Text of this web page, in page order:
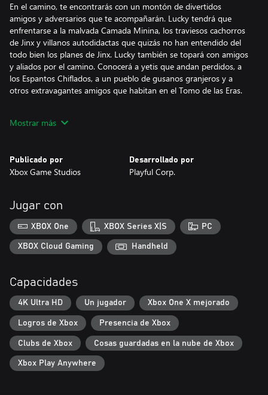
En el camino, te encontrarás con un montón de divertidos
amigos y adversarios que te acompañarán. Lucky tendrá que
enfrentarse a la malvada Camada Minina, los traviesos cachorros
de Jinx y villanos autodidactas que quizás no han entendido del
todo bien los planes de Jinx. Lucky también se topará con amigos
y aliados por el camino. Conocerá a yetis que andan perdidos, a
los Espantos Chiflados, a un pueblo de gusanos granjeros y a
otros extravagantes amigos que habitan en el Tomo de las Eras.
más que emocionantes. Explora los secretos ocultos de los
superar los dificilísimos niveles de desplazamiento lateral para
desbloquear recompensas adicionales.
Vuelve a la época de los juegos de plataformas clásicos, con retos
que harán las delicias de jugadores de todos los niveles y edades.
Mostrar más
Publicado por
Xbox Game Studios
Desarrollado por
Playful Corp.
Jugar con
XBOX One XBOX Series X|S PC
XBOX Cloud Gaming Handheld
Capacidades
4K Ultra HD Un jugador Xbox One X mejorado
Logros de Xbox Presencia de Xbox
Clubs de Xbox Cosas guardadas en la nube de Xbox
Xbox Play Anywhere